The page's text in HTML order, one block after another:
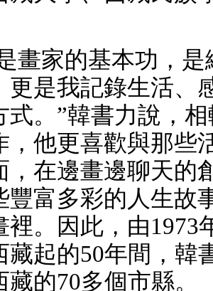
畫家的基本功，是
更是我記錄生活、
式。”韓書力說，
，他更喜歡與那些
，在邊畫邊聊天的
豐富多彩的人生故
裡。因此，由1973
藏起的50年間，韓
藏的70多個市縣。